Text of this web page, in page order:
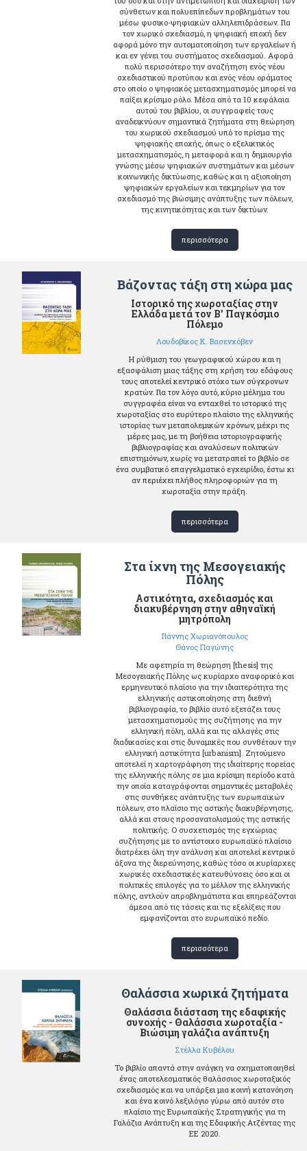
σύνθετων και πολυεπίπεδων προβλημάτων του
μέσω φυσικο-ψηφιακών αλληλεπιδράσεων. Για
τον χωρικό σχεδιασμό, η ψηφιακή εποχή δεν
αφορά μόνο την αυτοματοποίηση των εργαλείων ή
και εν γένει του συστήματος σχεδιασμού. Αφορά
πολύ περισσότερο την αναζήτηση ενός νέου
σχεδιαστικού προτύπου και ενός νέου οράματος
στο οποίο ο ψηφιακός μετασχηματισμός μπορεί να
παίξει κρίσιμο ρόλο. Μέσα από τα 10 κεφάλαια
αυτού του βιβλίου, οι συγγραφείς τους
αναδεικνύουν σημαντικά ζητήματα στη θεώρηση
του χωρικού σχεδιασμού υπό το πρίσμα της
ψηφιακής εποχής, όπως ο εξελικτικός
μετασχηματισμός, η μεταφορά και η δημιουργία
γνώσης μέσω ψηφιακών συστημάτων και μέσων
κοινωνικής δικτύωσης, καθώς και η αξιοποίηση
ψηφιακών εργαλείων και τεκμηρίων για τον
σχεδιασμό της βιώσιμης ανάπτυξης των πόλεων,
της κινητικότητας και των δικτύων.
περισσότερα
Βάζοντας τάξη στη χώρα μας
Ιστορικό της χωροταξίας στην
Ελλάδα μετά τον Β’ Παγκόσμιο
Πόλεμο
Λουδοβίκος Κ. Βασενχόβεν
Η ρύθμιση του γεωγραφικού χώρου και η
εξασφάλιση μιας τάξης στη χρήση του εδάφους
τους αποτελεί κεντρικό στόχο των σύγχρονων
κρατών. Για τον λόγο αυτό, κύριο μέλημα του
συγγραφέα είναι να ενταχθεί το ιστορικό της
χωροταξίας στο ευρύτερο πλαίσιο της ελληνικής
ιστορίας των μεταπολεμικών χρόνων, μέχρι τις
μέρες μας, με τη βοήθεια ιστοριογραφικής
βιβλιογραφίας και αναλύσεων πολιτικών
επιστημόνων, χωρίς να μετατραπεί το βιβλίο σε
ένα συμβατικό επαγγελματικό εγχειρίδιο, έστω κι
αν περιέχει πλήθος πληροφοριών για τη
χωροταξία στην πράξη.
περισσότερα
Στα ίχνη της Μεσογειακής
Πόλης
Αστικότητα, σχεδιασμός και
διακυβέρνηση στην αθηναϊκή
μητρόπολη
Γιάννης Χωριανόπουλος
Θάνος Παγώνης
Με αφετηρία τη θεώρηση [thesis] της
Μεσογειακής Πόλης ως κυρίαρχο αναφορικό και
ερμηνευτικό πλαίσιο για την ιδιαιτερότητα της
ελληνικής αστικοποίησης στη διεθνή
βιβλιογραφία, το βιβλίο αυτό εξετάζει τους
μετασχηματισμούς της συζήτησης για την
ελληνική πόλη, αλλά και τις αλλαγές στις
διαδικασίες και στις δυναμικές που συνθέτουν την
ελληνική αστικότητα [urbanism]. Ζητούμενο
αποτελεί η χαρτογράφηση της ιδιαίτερης πορείας
της ελληνικής πόλης σε μια κρίσιμη περίοδο κατά
την οποία καταγράφονται σημαντικές μεταβολές
στις συνθήκες ανάπτυξης των ευρωπαϊκών
πόλεων, στο πλαίσιο της αστικής διακυβέρνησης,
αλλά και στους προσανατολισμούς της αστικής
πολιτικής. Ο συσχετισμός της εγχώριας
συζήτησης με το αντίστοιχο ευρωπαϊκό πλαίσιο
διατρέχει όλη την ανάλυση και αποτελεί κεντρικό
άξονα της διερεύνησης, καθώς τόσο οι κυρίαρχες
χωρικές σχεδιαστικές κατευθύνσεις όσο και οι
πολιτικές επιλογές για το μέλλον της ελληνικής
πόλης, αντλούν απροβλημάτιστα και επηρεάζονται
άμεσα από τις τάσεις και τις εξελίξεις που
εμφανίζονται στο ευρωπαϊκό πεδίο.
περισσότερα
Θαλάσσια χωρικά ζητήματα
Θαλάσσια διάσταση της εδαφικής
συνοχής - Θαλάσσια χωροταξία -
Βιώσιμη γαλάζια ανάπτυξη
Στέλλα Κυβέλου
Το βιβλίο απαντά στην ανάγκη να σχηματοποιηθεί
ένας αποτελεσματικός θαλάσσιος χωροταξικός
σχεδιασμός και να υπάρξει μια κοινή κατανόηση
και ένα κοινό λεξιλόγιο γύρω από αυτόν στο
πλαίσιο της Ευρωπαϊκής Στρατηγικής για τη
Γαλάζια Ανάπτυξη και της Εδαφικής Ατζέντας της
ΕΕ 2020.